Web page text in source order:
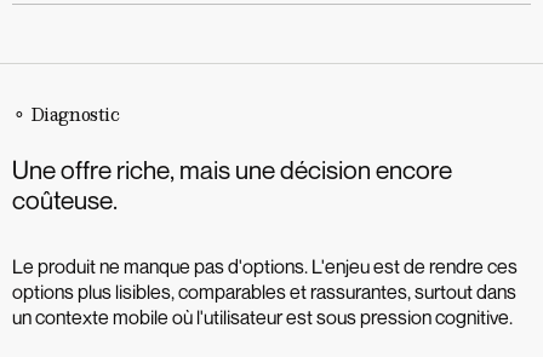
⚬ Diagnostic
Une offre riche, mais une décision encore
coûteuse.
Le produit ne manque pas d'options. L'enjeu est de rendre ces
options plus lisibles, comparables et rassurantes, surtout dans
un contexte mobile où l'utilisateur est sous pression cognitive.